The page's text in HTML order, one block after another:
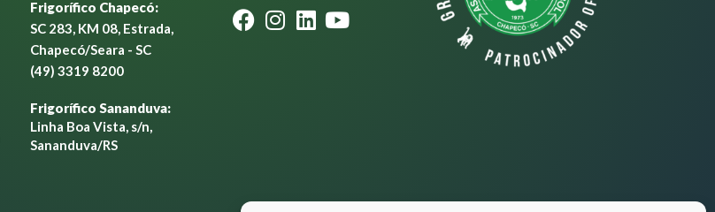
Frigorífico Chapecó:
SC 283, KM 08, Estrada,
Chapecó/Seara - SC
(49) 3319 8200
Frigorífico Sananduva:
Linha Boa Vista, s/n,
Sananduva/RS